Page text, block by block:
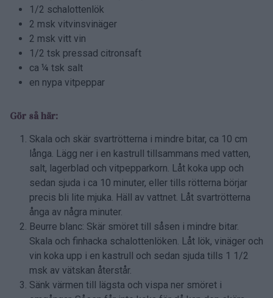
Sautérade svartrötter med
buerre blanc
ca 40 minuter
Antal:4 – 6 portioner
Ingredienser:
ca 750 g svartrötter
1 liter vatten
2 tsk salt
1 lagerblad
3 vitpepparkorn
25 g smör